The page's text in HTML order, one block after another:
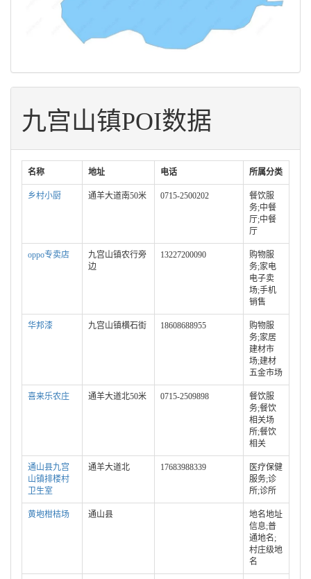
九宫山镇POI数据
名称 地址 电话 所属分类
乡村小厨 通羊大道南50米 0715-2500202
餐饮服
务;中餐
厅;中餐
厅
oppo专卖店
九宫山镇农行旁
边
13227200090
购物服
务;家电
电子卖
场;手机
销售
华邦漆 九宫山镇横石街 18608688955
购物服
务;家居
建材市
场;建材
五金市场
喜来乐农庄 通羊大道北50米 0715-2509898
餐饮服
务;餐饮
相关场
所;餐饮
相关
通山县九宫
山镇排楼村
卫生室
通羊大道北 17683988339
医疗保健
服务;诊
所;诊所
黄垉柑桔场 通山县
地名地址
信息;普
通地名;
村庄级地
名